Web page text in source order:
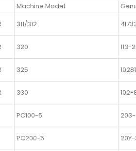
Machine Model
311/312
320
113-
325
330
102-
PC100-5
PC200-5